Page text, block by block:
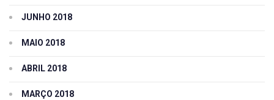
JUNHO 2018
MAIO 2018
ABRIL 2018
MARÇO 2018